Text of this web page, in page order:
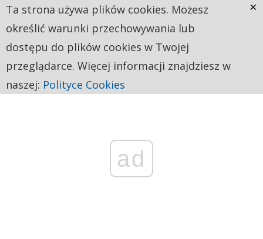
ad
Ta strona używa plików cookies. Możesz
określić warunki przechowywania lub
dostępu do plików cookies w Twojej
przeglądarce. Więcej informacji znajdziesz w
naszej: Polityce Cookies
×